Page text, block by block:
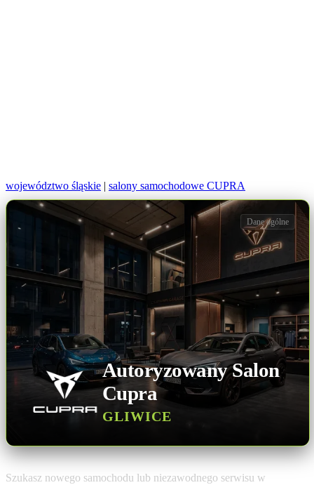
województwo śląskie | salony samochodowe CUPRA
Autoryzowany Salon
Cupra
GLIWICE
Dane ogólne
Szukasz nowego samochodu lub niezawodnego serwisu w